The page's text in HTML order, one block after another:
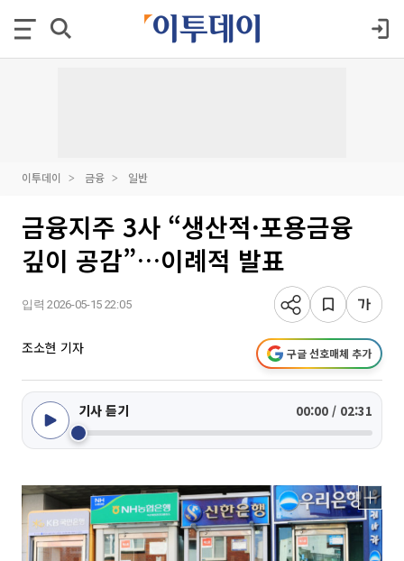
이투데이 금융 일반
금융지주 3사 “생산적·포용금융
깊이 공감”…이례적 발표
입력 2026-05-15 22:05
조소현 기자 구글 선호매체 추가
기사 듣기 00:00 / 02:31